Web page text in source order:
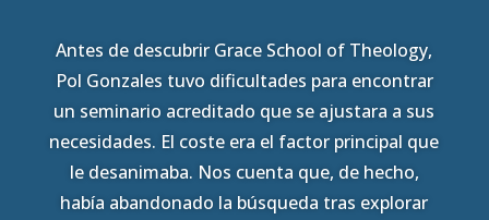
Antes de descubrir Grace School of Theology,
Pol Gonzales tuvo dificultades para encontrar
un seminario acreditado que se ajustara a sus
necesidades. El coste era el factor principal que
le desanimaba. Nos cuenta que, de hecho,
había abandonado la búsqueda tras explorar